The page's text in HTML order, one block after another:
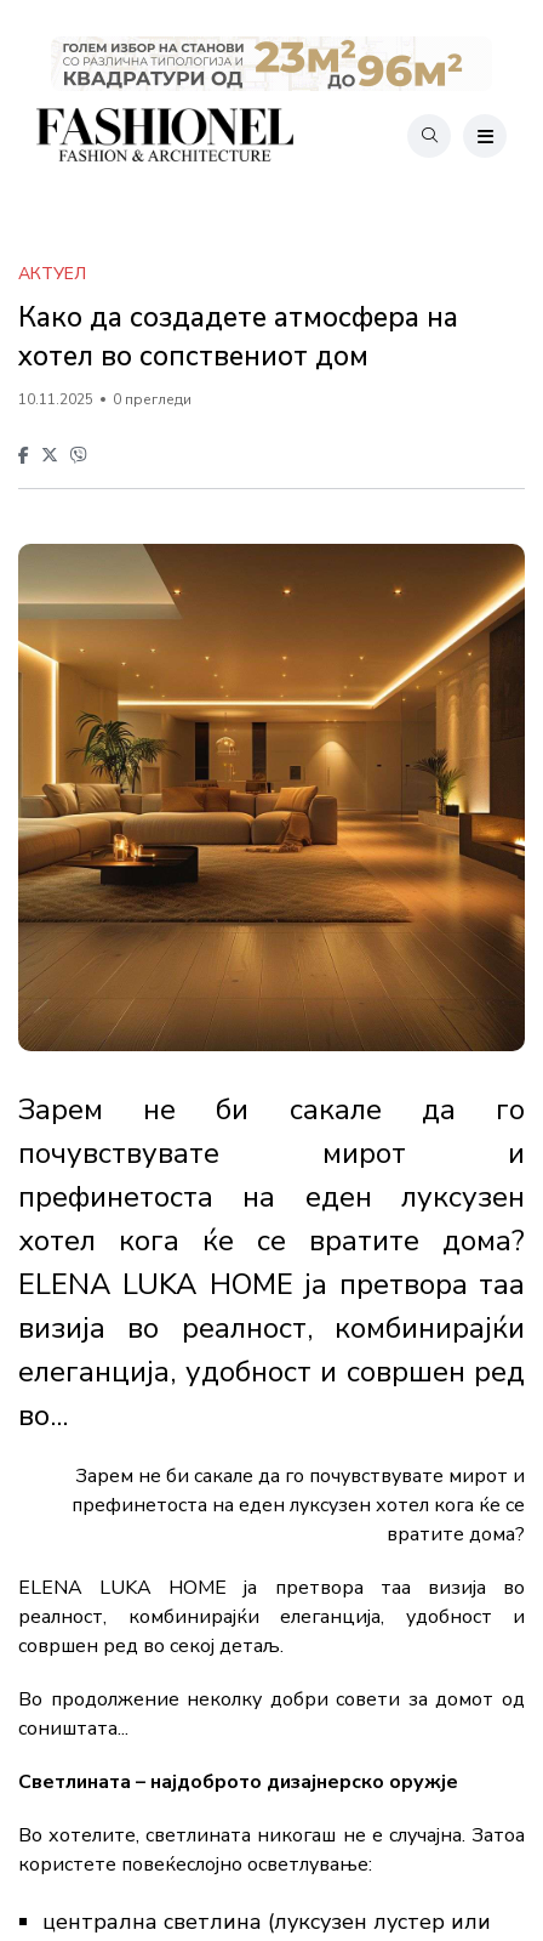
АКТУЕЛ
Како да создадете атмосфера на
хотел во сопствениот дом
10.11.2025 0 прегледи
Зарем не би сакале да го
почувствувате мирот и
префинетоста на еден луксузен
хотел кога ќе се вратите дома?
ELENA LUKA HOME ја претвора таа
визија во реалност, комбинирајќи
елеганција, удобност и совршен ред
во...
Зарем не би сакале да го почувствувате мирот и
префинетоста на еден луксузен хотел кога ќе се
вратите дома?
ELENA LUKA HOME ја претвора таа визија во
реалност, комбинирајќи елеганција, удобност и
совршен ред во секој детаљ.
Во продолжение неколку добри совети за домот од
соништата...
Светлината – најдоброто дизајнерско оружје
Во хотелите, светлината никогаш не е случајна. Затоа
користете повеќеслојно осветлување:
централна светлина (луксузен лустер или